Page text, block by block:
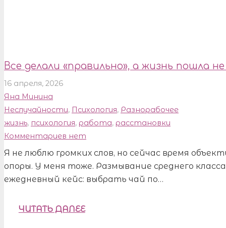
Все делали «правильно», а жизнь пошла
16 апреля, 2026
Яна Минина
Неслучайности, Психология, Разнорабочее
жизнь, психология, работа, расстановки
Комментариев нет
Я не люблю громких слов, но сейчас время
опоры. У меня тоже. Размывание среднего
ежедневный кейс: выбрать чай по…
ЧИТАТЬ ДАЛЕЕ